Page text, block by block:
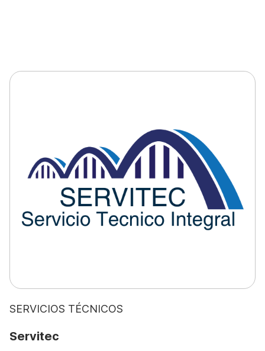
SERVICIOS TÉCNICOS
Servitec